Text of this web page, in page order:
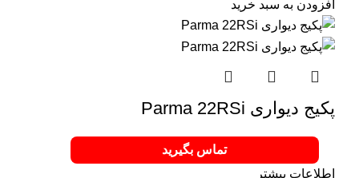
افزودن به سبد خرید
پکیج دیواری Parma 22RSi
تماس بگیرید
اطلاعات بیشتر